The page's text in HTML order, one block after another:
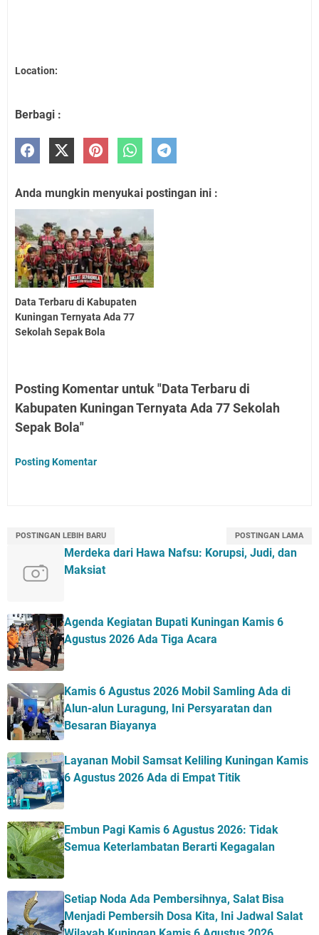
Location:
Berbagi :
Anda mungkin menyukai postingan ini :
Data Terbaru di Kabupaten
Kuningan Ternyata Ada 77
Sekolah Sepak Bola
Posting Komentar untuk "Data Terbaru di
Kabupaten Kuningan Ternyata Ada 77 Sekolah
Sepak Bola"
Posting Komentar
POSTINGAN LEBIH BARU POSTINGAN LAMA
Merdeka dari Hawa Nafsu: Korupsi, Judi, dan
Maksiat
Agenda Kegiatan Bupati Kuningan Kamis 6
Agustus 2026 Ada Tiga Acara
Kamis 6 Agustus 2026 Mobil Samling Ada di
Alun-alun Luragung, Ini Persyaratan dan
Besaran Biayanya
Layanan Mobil Samsat Keliling Kuningan Kamis
6 Agustus 2026 Ada di Empat Titik
Embun Pagi Kamis 6 Agustus 2026: Tidak
Semua Keterlambatan Berarti Kegagalan
Setiap Noda Ada Pembersihnya, Salat Bisa
Menjadi Pembersih Dosa Kita, Ini Jadwal Salat